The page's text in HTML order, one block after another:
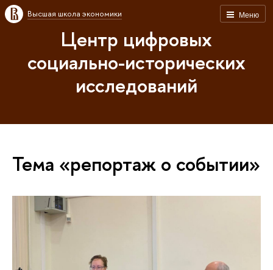
Меню
Высшая школа экономики
Центр цифровых
социально-исторических
исследований
Тема «репортаж о событии»